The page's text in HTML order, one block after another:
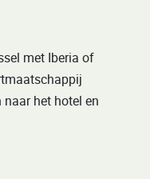
met Iberia of
naar het hotel en